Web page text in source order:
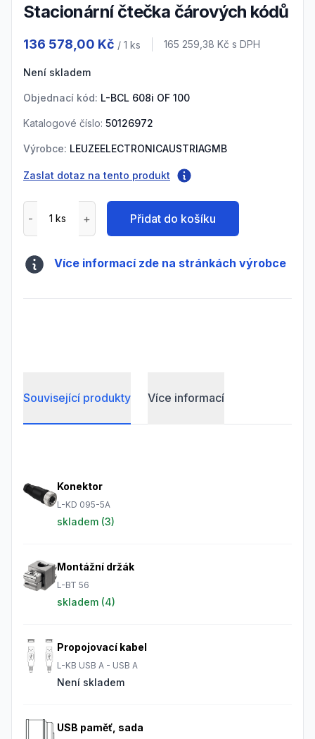
Stacionární čtečka čárových kódů
136 578,00 Kč / 1 ks Cena s DPH
165 259,38 Kč s DPH
Není skladem
Objednací kód: L-BCL 608i OF 100
Katalogové číslo: 50126972
Výrobce: LEUZEELECTRONICAUSTRIAGMB
Zaslat dotaz na tento produkt
Přidat do košíku
Více informací zde na stránkách výrobce
Související produkty Více informací
Konektor
L-KD 095-5A
skladem (3)
Montážní držák
L-BT 56
skladem (4)
Propojovací kabel
L-KB USB A - USB A
Není skladem
USB paměť, sada